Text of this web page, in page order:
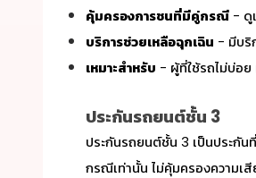
คุ้มครองการชนที่มีคู่กรณี - ดู
บริการช่วยเหลือฉุกเฉิน - มีบริ
เหมาะสำหรับ - ผู้ที่ใช้รถไม่บ่อย
ประกันรถยนต์ชั้น 3
ประกันรถยนต์ชั้น 3 เป็นประกั
กรณีเท่านั้น ไม่คุ้มครองความเ